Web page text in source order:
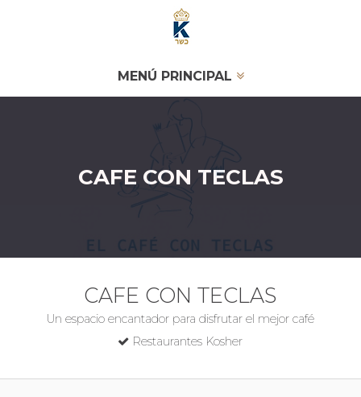
MENÚ PRINCIPAL
CAFE CON TECLAS
CAFE CON TECLAS
Un espacio encantador para disfrutar el mejor café
Restaurantes Kosher